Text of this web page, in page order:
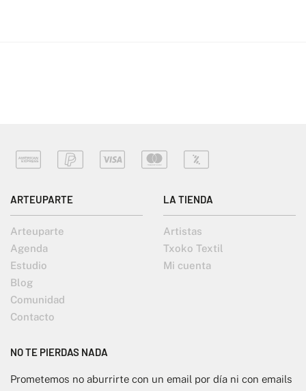
ARTEUPARTE
Arteuparte
Agenda
Estudio
Blog
Comunidad
Contacto
LA TIENDA
Artistas
Txoko Textil
Mi cuenta
NO TE PIERDAS NADA
Prometemos no aburrirte con un email por día ni con emails